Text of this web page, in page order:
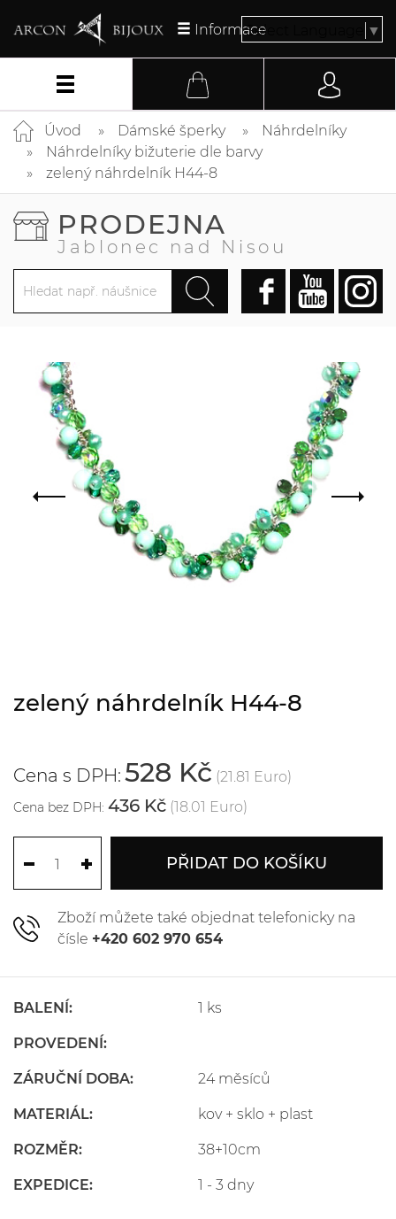
InformaceSelect Language ▼
Úvod Dámské šperky
Náhrdelníky
Náhrdelníky bižuterie dle barvy
zelený náhrdelník H44-8
PRODEJNA
Jablonec nad Nisou
zelený náhrdelník H44-8
Cena s DPH: 528 Kč (21.81 Euro)
Cena bez DPH: 436 Kč (18.01 Euro)
PŘIDAT DO KOŠÍKU
Zboží můžete také objednat telefonicky na
čísle +420 602 970 654
BALENÍ: 1 ks
PROVEDENÍ:
ZÁRUČNÍ DOBA: 24 měsíců
MATERIÁL: kov + sklo + plast
ROZMĚR: 38+10cm
EXPEDICE: 1 - 3 dny